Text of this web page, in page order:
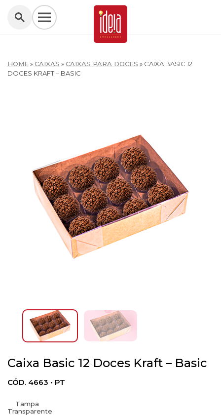
HOME»CAIXAS »CAIXAS PARA DOCES » CAIXA BASIC 12
DOCES KRAFT – BASIC
Caixa Basic 12 Doces Kraft – Basic
CÓD. 4663 • PT
Tampa
Transparente